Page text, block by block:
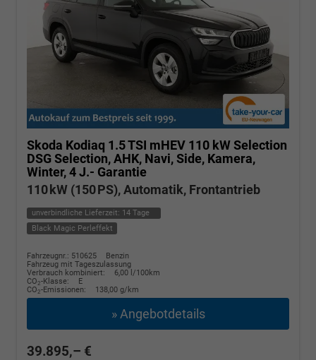
Skoda Kodiaq 1.5 TSI mHEV 110 kW Selection
DSG Selection, AHK, Navi, Side, Kamera,
Winter, 4 J.- Garantie
110 kW (150 PS), Automatik, Frontantrieb
unverbindliche Lieferzeit: 14 Tage
Black Magic Perleffekt
Fahrzeugnr.: 510625
Benzin
Fahrzeug mit Tageszulassung
Verbrauch kombiniert:
6,00 l/100km
CO2-Klasse:
E
CO2-Emissionen: 138,00 g/km
» Angebotdetails
39.895,– €